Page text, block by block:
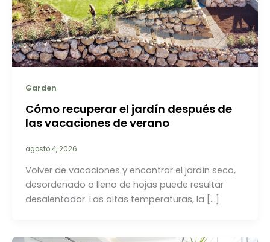
Garden
Cómo recuperar el jardín después de
las vacaciones de verano
agosto 4, 2026
Volver de vacaciones y encontrar el jardín seco,
desordenado o lleno de hojas puede resultar
desalentador. Las altas temperaturas, la […]